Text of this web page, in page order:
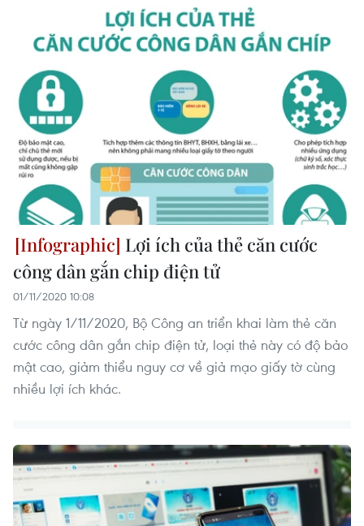
Lợi ích của thẻ căn cước
công dân gắn chip điện tử
01/11/2020 10:08
Từ ngày 1/11/2020, Bộ Công an triển khai làm thẻ căn
cước công dân gắn chip điện tử, loại thẻ này có độ bảo
mật cao, giảm thiểu nguy cơ về giả mạo giấy tờ cùng
nhiều lợi ích khác.